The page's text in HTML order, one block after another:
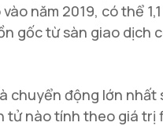
năm 2019, có thể 1,1
gốc từ sàn giao dịch
chuyển động lớn nhất
tử nào tính theo giá trị